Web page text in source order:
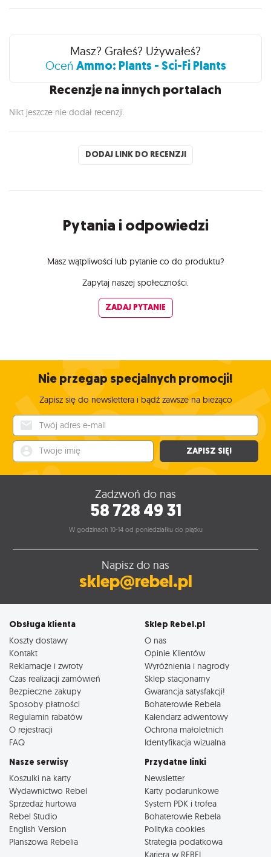
Recenzje
Masz? Grałeś? Używałeś?
Oceń Ammo: Plants - Sci-Fi Plants
Recenzje na innych portalach
Nikt jeszcze nie dodał recenzji.
DODAJ LINK DO RECENZJI
Pytania i odpowiedzi
Masz wątpliwości lub pytanie co do produktu?
Zapytaj naszej społeczności.
ZADAJ PYTANIE
Nie przegap specjalnych promocji!
Zapisz się do newslettera i bądź zawsze na bieżąco
ZAPISZ SIĘ!
Zadzwoń do nas
58 728 49 31
W godzinach 10-14 od poniedziałku do piątku
Napisz do nas
sklep@rebel.pl
Obsługa klienta
Koszty dostawy
Kontakt
Reklamacje i zwroty
Czas realizacji zamówień
Bezpieczne zakupy
Sposoby płatności
Regulamin rabatów
O rejestracji
FAQ
Sklep Rebel.pl
O nas
Opinie Klientów
Wyróżnienia i nagrody
Sklep stacjonarny
Gwarancja satysfakcji!
Bohaterowie Rebela
Kalendarz adwentowy
Ochrona małoletnich
Identyfikacja wizualna
Nasze serwisy
Koszulki na karty
Wydawnictwo Rebel
Sprzedaż hurtowa
Rebel Studio
English Version
Planszowa Rebelia
Przydatne linki
Newsletter
Karty podarunkowe
System PDK i trofea
Bohaterowie Rebela
Polityka cookies
Strategia podatkowa
Kariera w REBEL